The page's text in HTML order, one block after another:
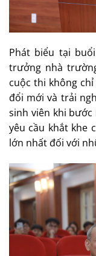
Phát biểu tại
trưởng nhà
cuộc thi không
đổi mới và trải
sinh viên khi
yêu cầu khắt khe
lớn nhất đối với